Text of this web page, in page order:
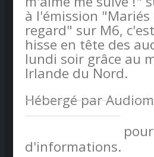
à l'émission
regard" sur M6,
hisse en tête des
lundi soir grâce au
Irlande du Nord.
Hébergé par
audiomeans.fr/
d'informations.